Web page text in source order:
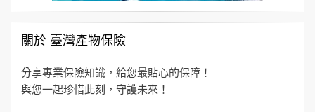
關於 臺灣產物保險
分享專業保險知識，給您最貼心的保障！
與您一起珍惜此刻，守護未來！